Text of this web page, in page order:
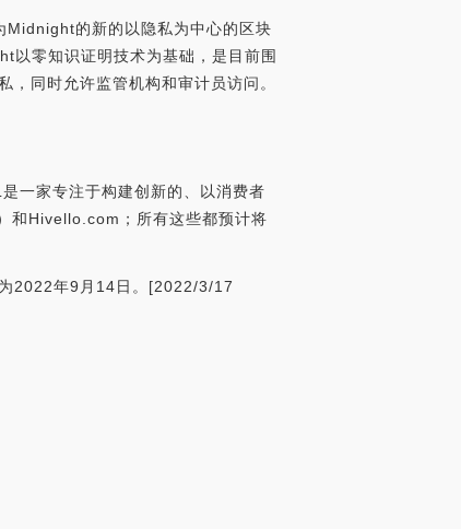
的新的以隐私为中心的区块
零知识证明技术为基础，是目前围
同时允许监管机构和审计员访问。
一家专注于构建创新的、以消费者
和Hivello.com；所有这些都预计将
2022年9月14日。[2022/3/17